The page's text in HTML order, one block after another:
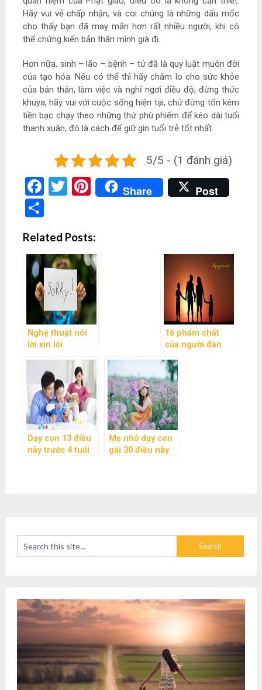
Hãy vui vẻ chấp nhận, và coi chúng là những dấu mốc
cho thấy bạn đã may mắn hơn rất nhiều người, khi có
thể chứng kiến bản thân mình già đi.
Hơn nữa, sinh – lão – bệnh – tử đã là quy luật muôn đời
của tạo hóa. Nếu có thể thì hãy chăm lo cho sức khỏe
của bản thân, làm việc và nghỉ ngơi điều độ, đừng thức
khuya, hãy vui với cuộc sống hiện tại, chứ đừng tốn kém
tiền bạc chạy theo những thứ phù phiếm để kéo dài tuổi
thanh xuân, đó là cách để giữ gìn tuổi trẻ tốt nhất.
5/5 - (1 đánh giá)
Facebook
Twitter
Pinterest
Share Post
Share
Related Posts:
Nghệ thuật nói
lời xin lỗi
16 phẩm chất
của người đàn
Dạy con 13 điều
này trước 4 tuổi
Mẹ nhớ dạy con
gái 30 điều này